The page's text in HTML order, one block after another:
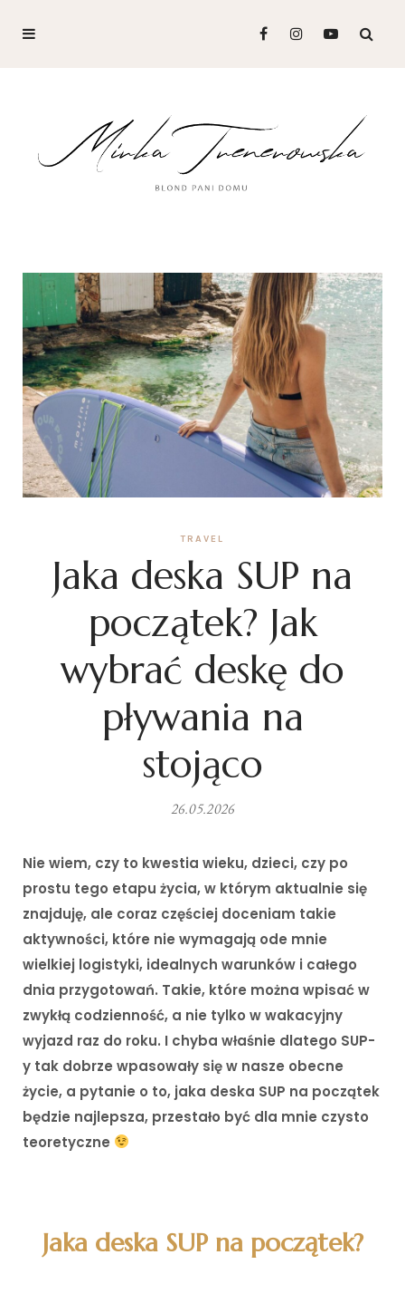
TRAVEL
Jaka deska SUP na
początek? Jak
wybrać deskę do
pływania na
stojąco
26.05.2026
Nie wiem, czy to kwestia wieku, dzieci, czy po
prostu tego etapu życia, w którym aktualnie się
znajduję, ale coraz częściej doceniam takie
aktywności, które nie wymagają ode mnie
wielkiej logistyki, idealnych warunków i całego
dnia przygotowań. Takie, które można wpisać w
zwykłą codzienność, a nie tylko w wakacyjny
wyjazd raz do roku. I chyba właśnie dlatego SUP-
y tak dobrze wpasowały się w nasze obecne
życie, a pytanie o to, jaka deska SUP na początek
będzie najlepsza, przestało być dla mnie czysto
teoretyczne
Jaka deska SUP na początek?